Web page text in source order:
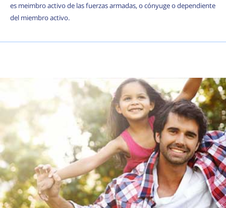
es meimbro activo de las fuerzas armadas, o cónyuge o dependiente
del miembro activo.